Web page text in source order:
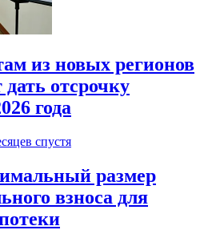
из новых регионов
отсрочку
года
спустя
размер
взноса для